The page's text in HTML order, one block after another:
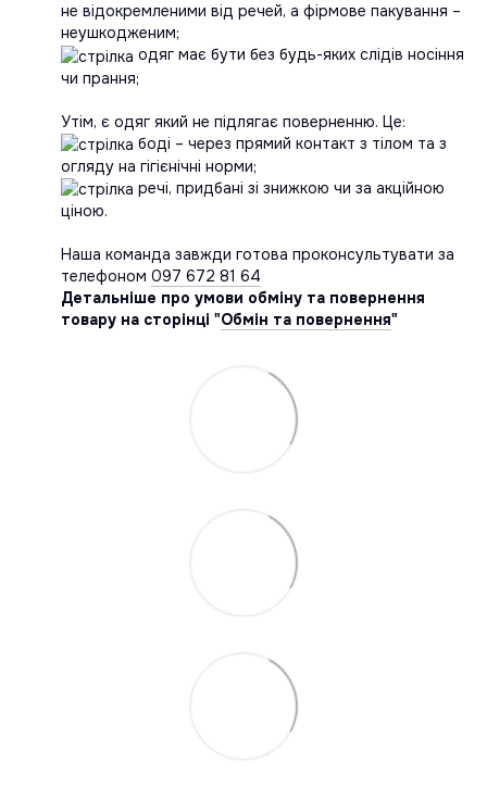
не відокремленими від речей, а фірмове пакування –
неушкодженим;
одяг має бути без будь-яких слідів носіння
чи прання;
Утім, є одяг який не підлягає поверненню. Це:
боді – через прямий контакт з тілом та з
огляду на гігієнічні норми;
речі, придбані зі знижкою чи за акційною
ціною.
Наша команда завжди готова проконсультувати за
телефоном 097 672 81 64
Детальніше про умови обміну та повернення
товару на сторінці "Обмін та повернення"